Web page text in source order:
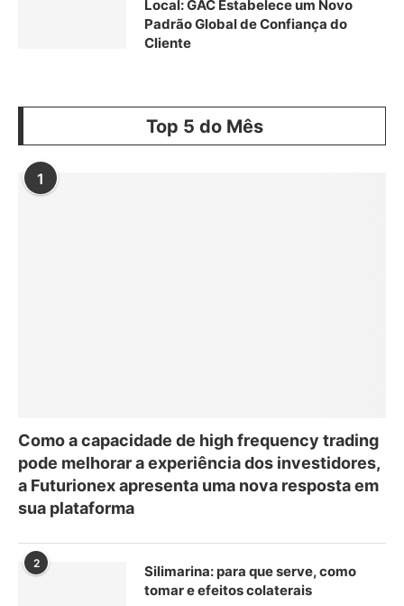
Local: GAC Estabelece um Novo
Padrão Global de Confiança do
Cliente
Top 5 do Mês
1
Como a capacidade de high frequency trading
pode melhorar a experiência dos investidores,
a Futurionex apresenta uma nova resposta em
sua plataforma
2
Silimarina: para que serve, como
tomar e efeitos colaterais